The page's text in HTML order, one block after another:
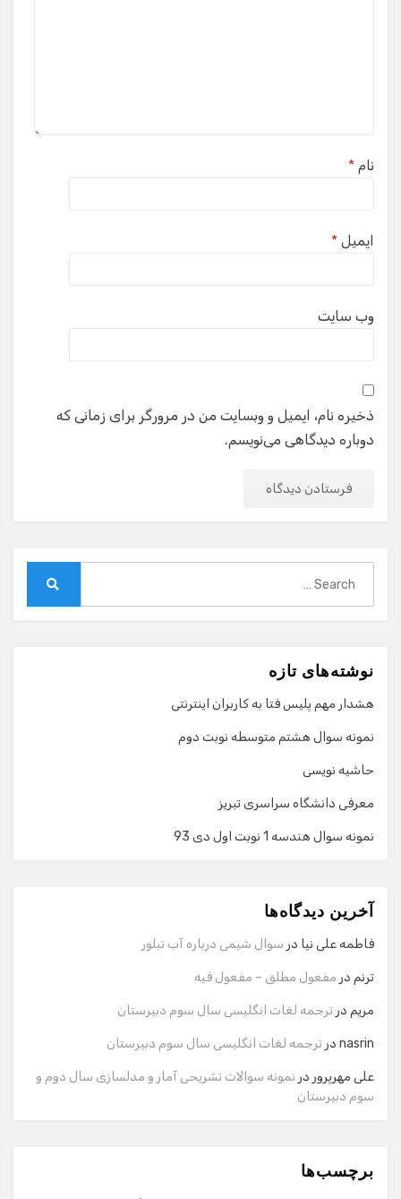
نام *
ایمیل *
وب‌ سایت
ذخیره نام، ایمیل و وبسایت من در مرورگر برای زمانی که
دوباره دیدگاهی می‌نویسم.
نوشته‌های تازه
هشدار مهم پلیس فتا به کاربران اینترنتی
نمونه سوال هشتم متوسطه نوبت دوم
حاشیه نویسی
معرفی دانشگاه سراسری تبریز
نمونه سوال هندسه 1 نوبت اول دی 93
آخرین دیدگاه‌ها
فاطمه علی نیا در سوال شیمی درباره آب تبلور
ترنم در مفعول مطلق – مفعول فیه
مریم در ترجمه لغات انگلیسی سال سوم دبیرستان
nasrin در ترجمه لغات انگلیسی سال سوم دبیرستان
علی مهرپرور در نمونه سوالات تشریحی آمار و مدلسازی سال دوم و
سوم دبیرستان
برچسب‌ها
گفت‌وگو با دستیار هوشمند
سلام! برای شروع گفت‌وگو لطفاً شماره تماس یا ایمیل خود را
وارد کنید.
ایمیل